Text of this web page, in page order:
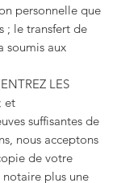
personnelle que
; le transfert de
soumis aux
LES
et
suffisantes de
nous acceptons
de votre
plus une